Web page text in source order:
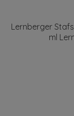
Lernberger
ml